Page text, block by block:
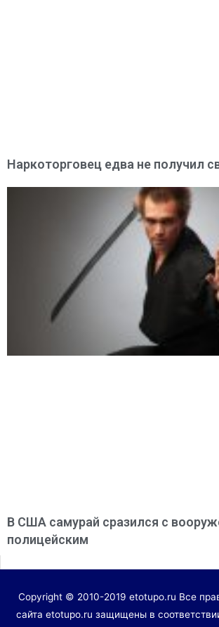
Наркоторговец едва не получил
В США самурай сразился с
полицейским
Copyright © 2010-2019 etotupo.ru Все
сайта etotupo.ru защищены в